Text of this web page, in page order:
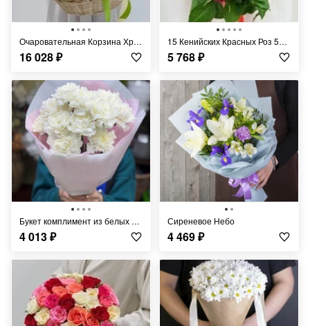
Очаровательная Корзина Хризантем
16 028₽
15 Кенийских Красных Роз 50 см
5 768₽
Букет комплимент из белых диантусов (гвоздик)
4 013₽
Сиреневое Небо
4 469₽